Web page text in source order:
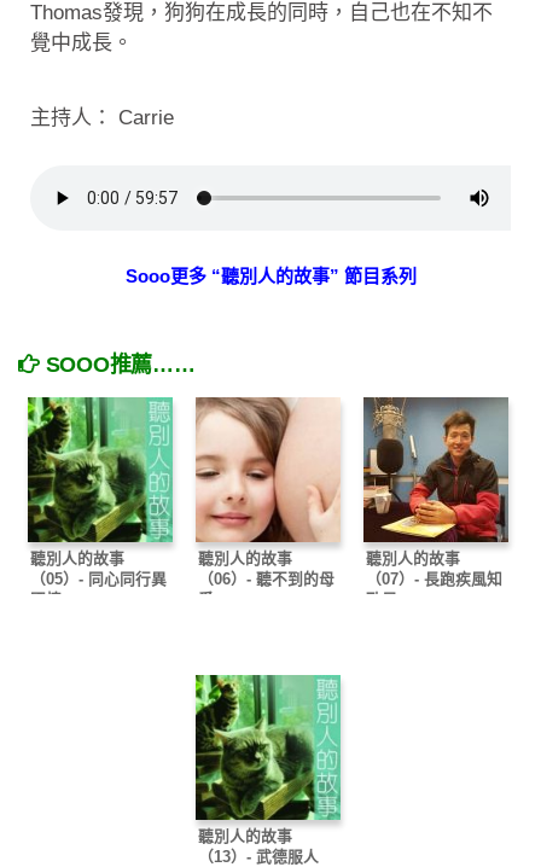
Thomas發現，狗狗在成長的同時，自己也在不知不
覺中成長。
主持人： Carrie
Sooo更多 “聽別人的故事” 節目系列
SOOO推薦……
聽別人的故事
（05）- 同心同行異
國情
聽別人的故事
（06）- 聽不到的母
愛
聽別人的故事
（07）- 長跑疾風知
勁足
聽別人的故事
（13）- 武德服人